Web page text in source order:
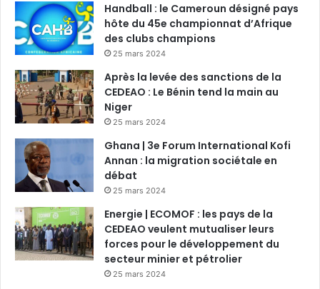
Handball : le Cameroun désigné pays
hôte du 45e championnat d’Afrique
des clubs champions
25 mars 2024
Après la levée des sanctions de la
CEDEAO : Le Bénin tend la main au
Niger
25 mars 2024
Ghana | 3e Forum International Kofi
Annan : la migration sociétale en
débat
25 mars 2024
Energie | ECOMOF : les pays de la
CEDEAO veulent mutualiser leurs
forces pour le développement du
secteur minier et pétrolier
25 mars 2024